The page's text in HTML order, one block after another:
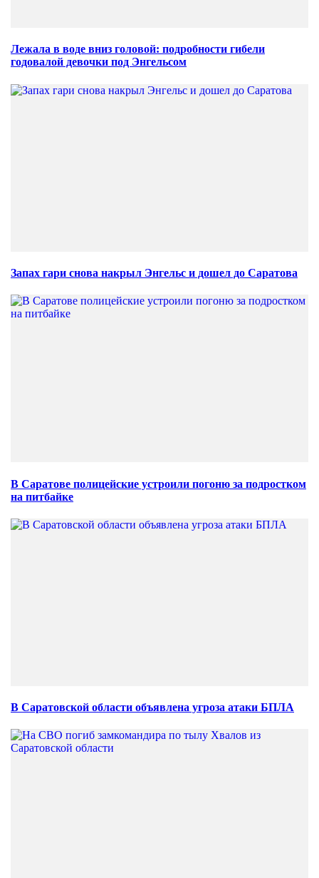
Лежала в воде вниз головой: подробности гибели
годовалой девочки под Энгельсом
Запах гари снова накрыл Энгельс и дошел до Саратова
В Саратове полицейские устроили погоню за подростком
на питбайке
В Саратовской области объявлена угроза атаки БПЛА